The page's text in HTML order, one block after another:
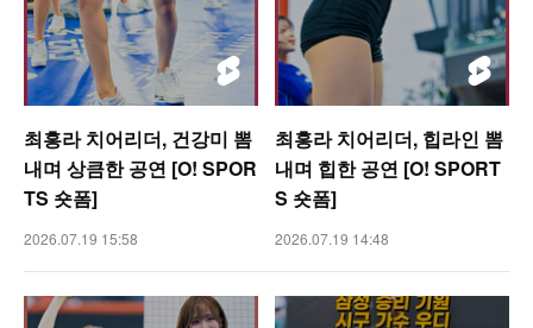
최홍라 치어리더, 건강미 뽐
내며 상큼한 공연 [O! SPOR
TS 숏폼]
2026.07.19 15:58
최홍라 치어리더, 힙라인 뽐
내며 힙한 공연 [O! SPORT
S 숏폼]
2026.07.19 14:48